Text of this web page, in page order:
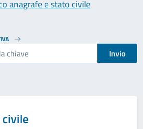
Invio
anagrafe e stato civile